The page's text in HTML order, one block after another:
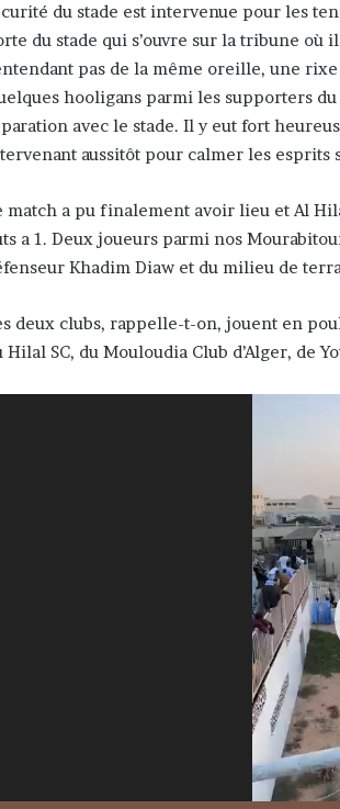
du stade est intervenue pour les
du stade qui s’ouvre sur la tribune où
pas de la même oreille, une
hooligans parmi les supporters
avec le stade. Il y eut fort
aussitôt pour calmer les esprits
match a pu finalement avoir lieu et Al
a 1. Deux joueurs parmi nos
Khadim Diaw et du milieu de
deux clubs, rappelle-t-on, jouent en
Hilal SC, du Mouloudia Club d’Alger, de